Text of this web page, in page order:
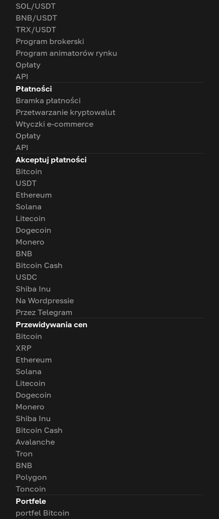
SOL/USDT
BNB/USDT
TRX/USDT
Program brokerski
Program animatorów rynku
Opłaty
API
Płatności
Bramka płatności
Przetwarzanie kryptowalut
Wtyczki e-commerce
Opłaty
API
Akceptuj płatności
Bitcoin
USDT
Ethereum
Solana
Litecoin
Dogecoin
Monero
BNB
Bitcoin Cash
USDC
Shiba Inu
Na Wordpressie
Przez Telegram
Przewidywania cen
Bitcoin
XRP
Ethereum
Solana
Litecoin
Dogecoin
Monero
Shiba Inu
Bitcoin Cash
Avalanche
Tron
BNB
Polygon
Toncoin
Portfele
portfel Bitcoin